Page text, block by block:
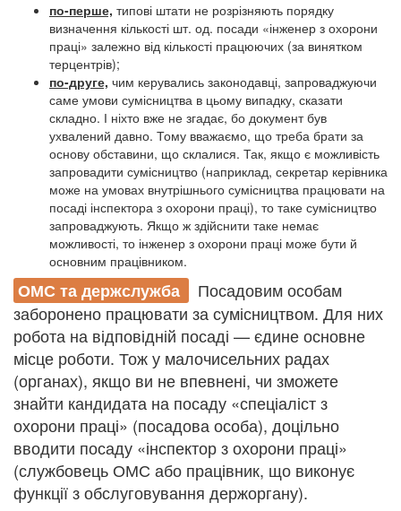
по-перше, типові штати не розрізняють порядку
визначення кількості шт. од. посади «інженер з охорони
праці» залежно від кількості працюючих (за винятком
терцентрів);
по-друге, чим керувались законодавці, запроваджуючи
саме умови сумісництва в цьому випадку, сказати
складно. І ніхто вже не згадає, бо документ був
ухвалений давно. Тому вважаємо, що треба брати за
основу обставини, що склалися. Так, якщо є можливість
запровадити сумісництво (наприклад, секретар керівника
може на умовах внутрішнього сумісництва працювати на
посаді інспектора з охорони праці), то таке сумісництво
запроваджують. Якщо ж здійснити таке немає
можливості, то інженер з охорони праці може бути й
основним працівником.
ОМС та держслужба
Посадовим особам
заборонено працювати за сумісництвом. Для них
робота на відповідній посаді — єдине основне
місце роботи. Тож у малочисельних радах
(органах), якщо ви не впевнені, чи зможете
знайти кандидата на посаду «спеціаліст з
охорони праці» (посадова особа), доцільно
вводити посаду «інспектор з охорони праці»
(службовець ОМС або працівник, що виконує
функції з обслуговування держоргану).